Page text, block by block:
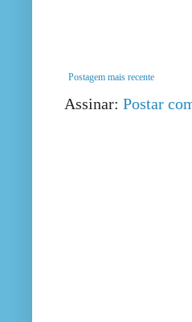
Postagem mais recente
Assinar: Postar